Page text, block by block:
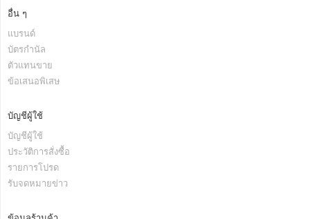
อื่น ๆ
แบรนด์
บัตรกำนัล
ตัวแทนขาย
ข้อเสนอพิเสษ
บัญชีผู้ใช้
บัญชีผู้ใช้
ประวัติการสั่งซื้อ
รายการโปรด
รับจดหมายข่าว